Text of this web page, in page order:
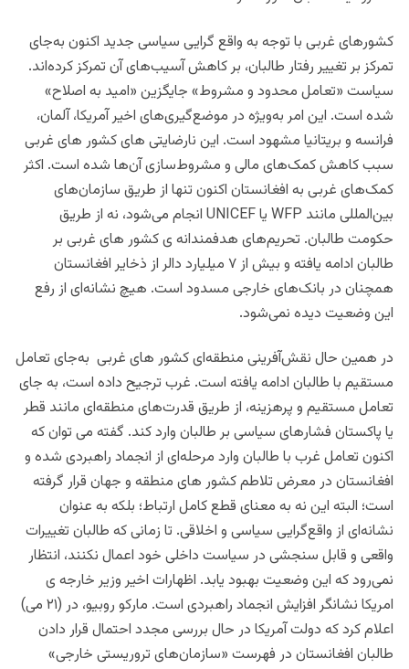
کشورهای غربی با توجه به واقع گرایی سیاسی جدید اکنون به‌جای
تمرکز بر تغییر رفتار طالبان، بر کاهش آسیب‌های آن تمرکز کرده‌اند.
سیاست «تعامل محدود و مشروط» جایگزین «امید به اصلاح»
شده است. این امر به‌ویژه در موضع‌گیری‌های اخیر آمریکا، آلمان،
فرانسه و بریتانیا مشهود است. این نارضایتی های کشور های غربی
سبب کاهش کمک‌های مالی و مشروط‌سازی آن‌ها شده است. اکثر
کمک‌های غربی به افغانستان اکنون تنها از طریق سازمان‌های
بین‌المللی مانند WFP یا UNICEF انجام می‌شود، نه از طریق
حکومت طالبان. تحریم‌های هدفمندانه ی کشور های غربی بر
طالبان ادامه یافته و بیش از ۷ میلیارد دالر از ذخایر افغانستان
همچنان در بانک‌های خارجی مسدود است. هیچ نشانه‌ای از رفع
این وضعیت دیده نمی‌شود.
در همین حال نقش‌آفرینی منطقه‌ای کشور های غربی به‌جای تعامل
مستقیم با طالبان ادامه یافته است. غرب ترجیح داده است، به جای
تعامل مستقیم و پرهزینه، از طریق قدرت‌های منطقه‌ای مانند قطر
یا پاکستان فشارهای سیاسی بر طالبان وارد کند. گفته می توان که
اکنون تعامل غرب با طالبان وارد مرحله‌ای از انجماد راهبردی شده و
افغانستان در معرض تلاطم کشور های منطقه و جهان قرار گرفته
است؛ البته این نه به معنای قطع کامل ارتباط؛ بلکه به عنوان
نشانه‌ای از واقع‌گرایی سیاسی و اخلاقی. تا زمانی که طالبان تغییرات
واقعی و قابل سنجشی در سیاست داخلی خود اعمال نکنند، انتظار
نمی‌رود که این وضعیت بهبود یابد. اظهارات اخیر وزیر خارجه ی
امریکا نشانگر افزایش انجماد راهبردی است.
مارکو روبیو، در (۲۱ می)
اعلام کرد که دولت آمریکا در حال بررسی مجدد احتمال قرار دادن
طالبان افغانستان در فهرست «سازمان‌های تروریستی خارجی»